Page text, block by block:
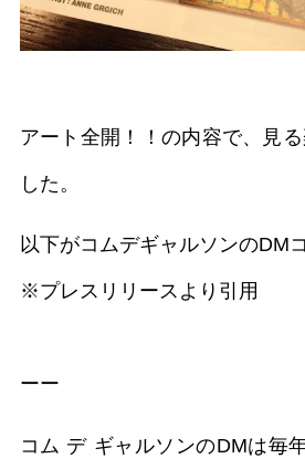
アート全開！！の内容で、見
した。
以下がコムデギャルソンのDM
※プレスリリースより引用
ーー
コム デ ギャルソンのDMは毎